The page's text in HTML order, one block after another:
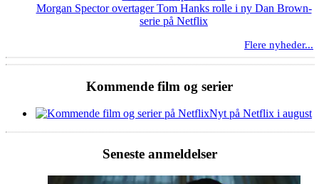
Morgan Spector overtager Tom Hanks rolle i ny Dan Brown-
serie på Netflix
Flere nyheder...
Kommende film og serier
Nyt på Netflix i august
Seneste anmeldelser